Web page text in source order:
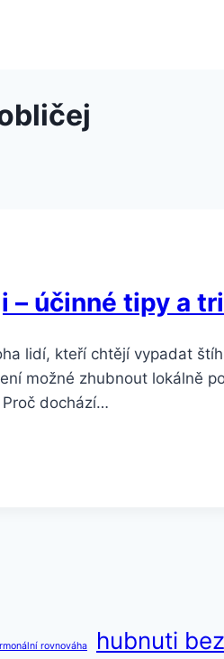
– účinné tipy a
lidí, kteří chtějí vypadat
možné zhubnout lokálně
dochází…
rovnováha hubnuti